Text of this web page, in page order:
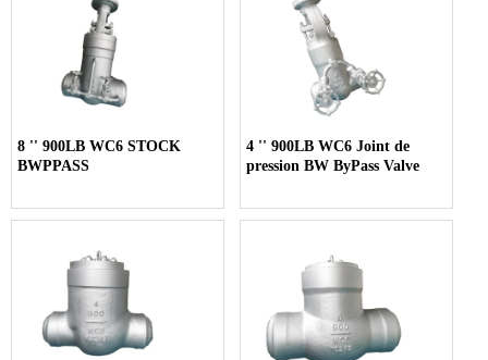
8 '' 900LB WC6 STOCK
BWPPASS
4 '' 900LB WC6 Joint de
pression BW ByPass Valve